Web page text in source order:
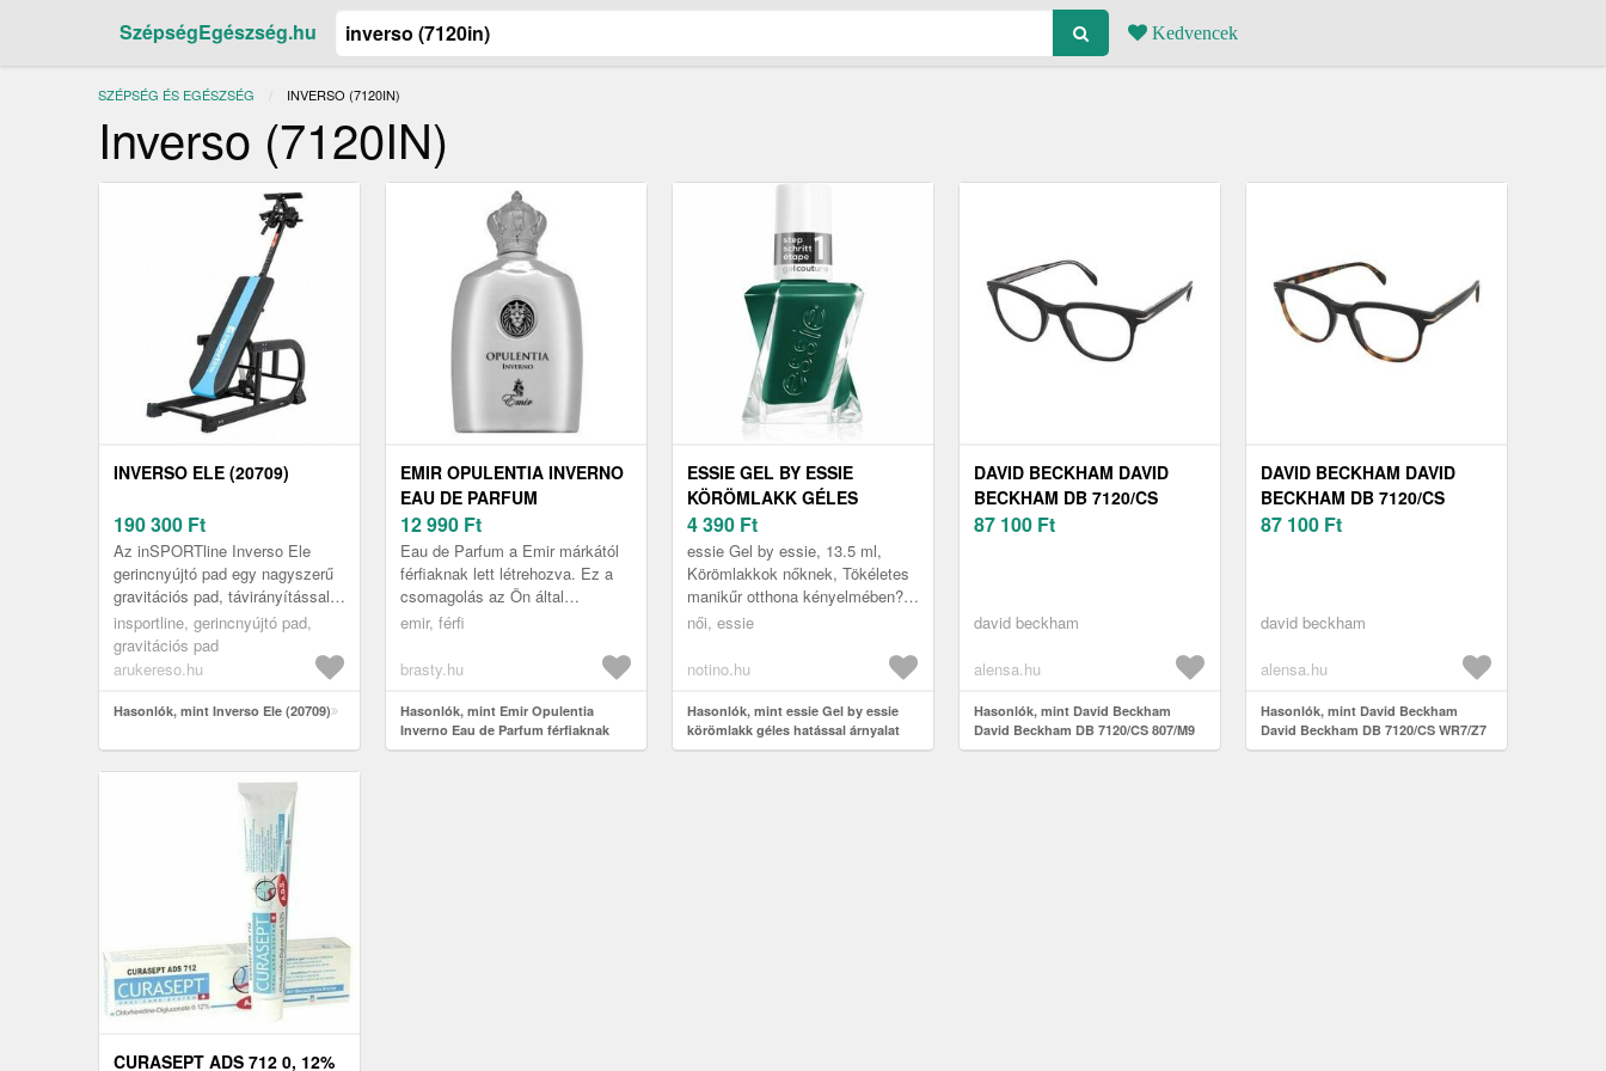
SzépségEgészség.hu Kedvencek
SZÉPSÉG ÉS EGÉSZSÉG JELENLEGI:
INVERSO (7120IN)
Inverso (7120IN)
INVERSO ELE (20709)
190 300 Ft
Az inSPORTline Inverso Ele
gerincnyújtó pad egy nagyszerű
gravitációs pad, távirányítással!
Ennek köszönhetően tehát a
hálózathoz kapcsolódva egy l...
insportline, gerincnyújtó pad,
gravitációs pad
arukereso.hu
Hasonlók, mint Inverso Ele (20709)
EMIR OPULENTIA INVERNO
EAU DE PARFUM
FÉRFIAKNAK 100 ML
12 990 Ft
Eau de Parfum a Emir márkától
férfiaknak lett létrehozva. Ez a
csomagolás az Ön által
választott illatot tartalmazza, 100
emir, férfi
brasty.hu
Hasonlók, mint Emir Opulentia
Inverno Eau de Parfum férfiaknak
100 ml
ESSIE GEL BY ESSIE
KÖRÖMLAKK GÉLES
HATÁSSAL ÁRNYALAT 548
IN-VEST IN STYLE 13.5 ML
4 390 Ft
essie Gel by essie, 13.5 ml,
Körömlakkok nőknek, Tökéletes
manikűr otthona kényelmében?
Az Essie Gel Couture körömlakk
női, essie
notino.hu
Hasonlók, mint essie Gel by essie
körömlakk géles hatással árnyalat
548 in-vest in style 13.5 ml
DAVID BECKHAM DAVID
BECKHAM DB 7120/CS
807/M9
87 100 Ft
david beckham
alensa.hu
Hasonlók, mint David Beckham
David Beckham DB 7120/CS 807/M9
DAVID BECKHAM DAVID
BECKHAM DB 7120/CS
WR7/Z7
87 100 Ft
david beckham
alensa.hu
Hasonlók, mint David Beckham
David Beckham DB 7120/CS WR7/Z7
CURASEPT ADS 712 0, 12%